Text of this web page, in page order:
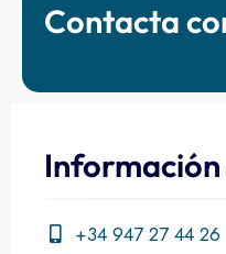
Contacta
+34 947 27 44 26